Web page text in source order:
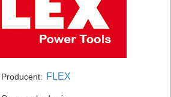
Producent: FLEX